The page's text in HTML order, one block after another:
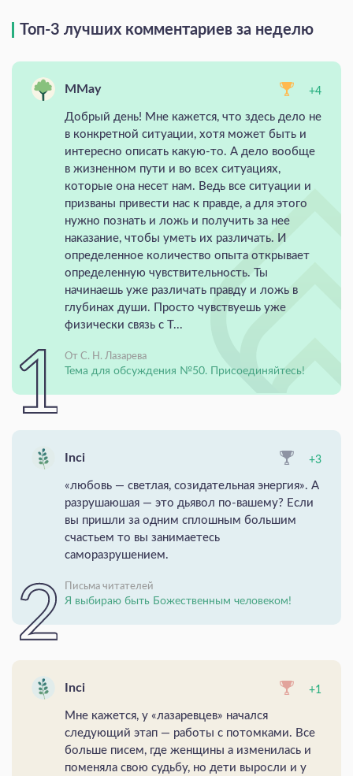
Топ-3 лучших комментариев за неделю
MMay +4
Добрый день! Мне кажется, что здесь дело не
в конкретной ситуации, хотя может быть и
интересно описать какую-то. А дело вообще
в жизненном пути и во всех ситуациях,
которые она несет нам. Ведь все ситуации и
призваны привести нас к правде, а для этого
нужно познать и ложь и получить за нее
наказание, чтобы уметь их различать. И
определенное количество опыта открывает
определенную чувствительность. Ты
начинаешь уже различать правду и ложь в
глубинах души. Просто чувствуешь уже
физически связь с Т...
От С. Н. Лазарева
Тема для обсуждения №50. Присоединяйтесь!
Inci +3
«любовь — светлая, созидательная энергия». А
разрушаюшая — это дьявол по-вашему? Если
вы пришли за одним сплошным большим
счастьем то вы занимаетесь
саморазрушением.
Письма читателей
Я выбираю быть Божественным человеком!
Inci +1
Мне кажется, у «лазаревцев» начался
следующий этап — работы с потомками. Все
больше писем, где женщины а изменилась и
поменяла свою судьбу, но дети выросли и у